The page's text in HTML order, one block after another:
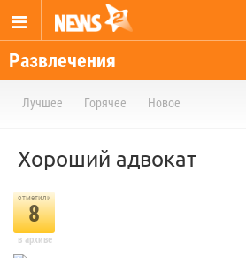
Развлечения
Лучшее Горячее Новое
Хороший адвокат
отметили
8
в архиве